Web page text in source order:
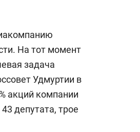
На тот момент
задача
Удмуртии в
акций компании
депутата, трое